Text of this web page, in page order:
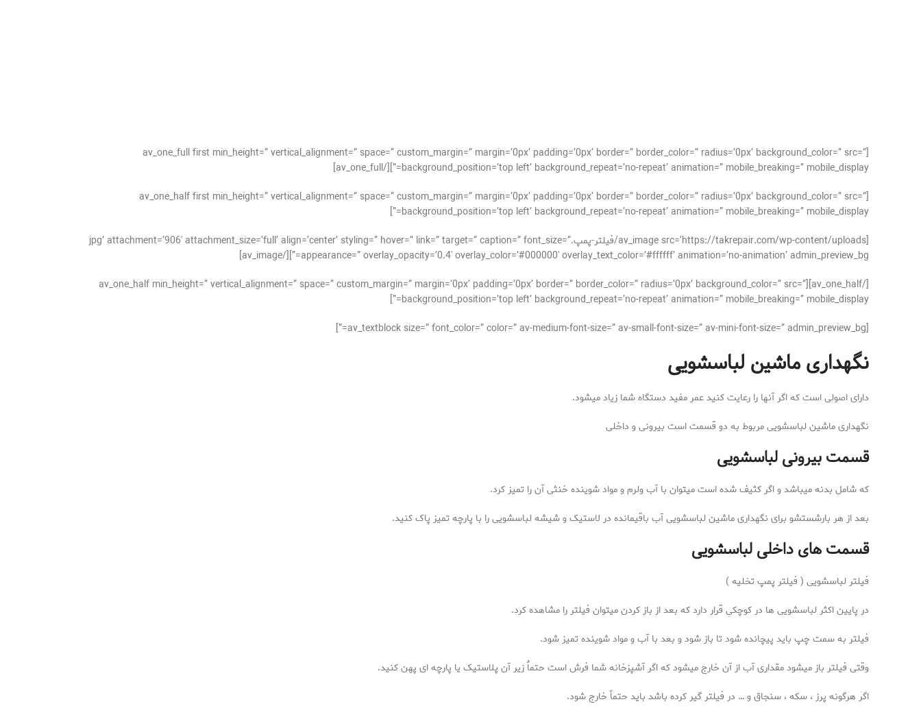
[av_one_full first min_height=” vertical_alignment=” space=” custom_margin=” margin=’0px’ padding=’0px’ border=” border_color=” radius=’0px’ background_color=” src=”
background_position=’top left’ background_repeat=’no-repeat’ animation=” mobile_breaking=” mobile_display=”][/av_one_full]
[av_one_half first min_height=” vertical_alignment=” space=” custom_margin=” margin=’0px’ padding=’0px’ border=” border_color=” radius=’0px’ background_color=” src=”
background_position=’top left’ background_repeat=’no-repeat’ animation=” mobile_breaking=” mobile_display=”]
[av_image src=’https://takrepair.com/wp-content/uploads/فیلتر-پمپ.jpg’ attachment=’906′ attachment_size=’full’ align=’center’ styling=” hover=” link=” target=” caption=” font_size=”
appearance=” overlay_opacity=’0.4′ overlay_color=’#000000′ overlay_text_color=’#ffffff’ animation=’no-animation’ admin_preview_bg=”][/av_image]
[/av_one_half][av_one_half min_height=” vertical_alignment=” space=” custom_margin=” margin=’0px’ padding=’0px’ border=” border_color=” radius=’0px’ background_color=” src=”
background_position=’top left’ background_repeat=’no-repeat’ animation=” mobile_breaking=” mobile_display=”]
[av_textblock size=” font_color=” color=” av-medium-font-size=” av-small-font-size=” av-mini-font-size=” admin_preview_bg=”]
نگهداری ماشین لباسشویی
دارای اصولی است که اگر آنها را رعایت کنید عمر مفید دستگاه شما زیاد میشود.
نگهداری ماشین لباسشویی مربوط به دو قسمت است بیرونی و داخلی
قسمت بیرونی لباسشویی
که شامل بدنه میباشد و اگر کثیف شده است میتوان با آب ولرم و مواد شوینده خنثی آن را تمیز کرد.
بعد از هر بارشستشو برای نگهداری ماشین لباسشویی آب باقیمانده در لاستیک و شیشه لباسشویی را با پارچه تمیز پاک کنید.
قسمت های داخلی لباسشویی
فیلتر لباسشویی ( فیلتر پمپ تخلیه )
در پایین اکثر لباسشویی ها در کوچکی قرار دارد که بعد از باز کردن میتوان فیلتر را مشاهده کرد.
فیلتر به سمت چپ باید پیچانده شود تا باز شود و بعد با آب و مواد شوینده تمیز شود.
وقتی فیلتر باز میشود مقداری آب از آن خارج میشود که اگر آشپزخانه شما فرش است حتماٌ زیر آن پلاستیک یا پارچه ای پهن کنید.
اگر هرگونه پرز ، سکه ، سنجاق و … در فیلتر گیر کرده باشد باید حتماً خارج شود.